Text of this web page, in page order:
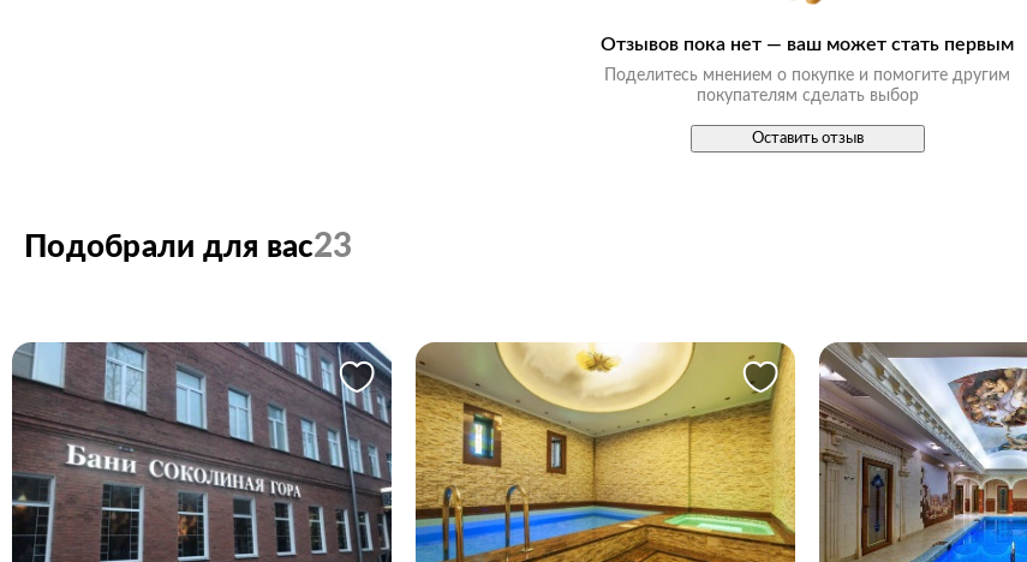
Отзывов пока нет — ваш может стать первым
Поделитесь мнением о покупке и помогите другим
покупателям сделать выбор
Оставить отзыв
Подобрали для вас23